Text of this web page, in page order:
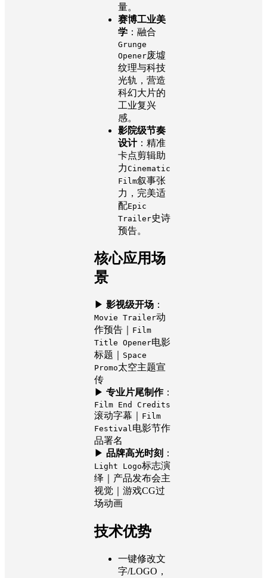
量。
赛博工业美
学 ：融合
Grunge
Opener废墟
纹理与科技
光轨，营造
科幻大片的
工业复兴
感。
影院级节奏
设计：精准
卡点剪辑助
力Cinematic
Film叙事张
力，完美适
配Epic
Trailer史诗
预告。
核心应用场
景
▶ 影视级开场 ：
Movie Trailer动
作预告｜
Film
Title Opener电影
标题｜
Space
Promo太空主题宣
传
▶ 专业片尾制作：
Film End Credits
滚动字幕｜
Film
Festival电影节作
品署名
▶ 品牌高光时刻 ：
Light Logo标志演
绎｜产品发布会主
视觉｜游戏CG过
场动画
技术优势
一键修改文
字/LOGO，